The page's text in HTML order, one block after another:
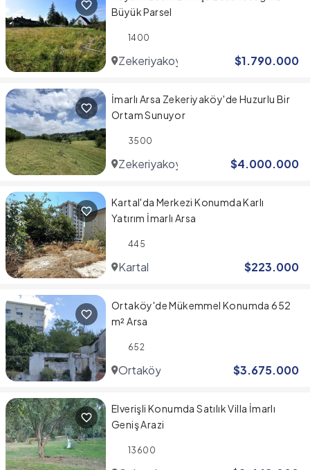
Büyük Parsel
1400
Zekeriyakoy $1.790.000
İmarlı Arsa Zekeriyaköy'de Huzurlu Bir
Ortam Sunuyor
3500
Zekeriyakoy $4.000.000
Kartal'da Merkezi Konumda Karlı
Yatırım İmarlı Arsa
445
Kartal $223.000
Ortaköy'de Mükemmel Konumda 652
m² Arsa
652
Ortaköy $3.675.000
Elverişli Konumda Satılık Villa İmarlı
Geniş Arazi
13600